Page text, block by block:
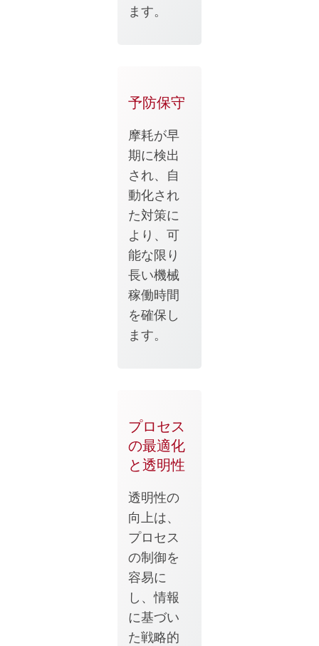
ます。
予防保守
摩耗が早
期に検出
され、自
動化され
た対策に
より、可
能な限り
長い機械
稼働時間
を確保し
ます。
プロセス
の最適化
と透明性
透明性の
向上は、
プロセス
の制御を
容易に
し、情報
に基づい
た戦略的